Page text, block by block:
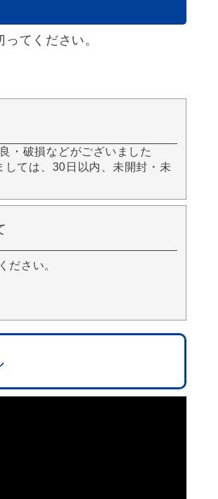
てください。
・破損などがございました
ては、30日以内、未開封・未
ださい。